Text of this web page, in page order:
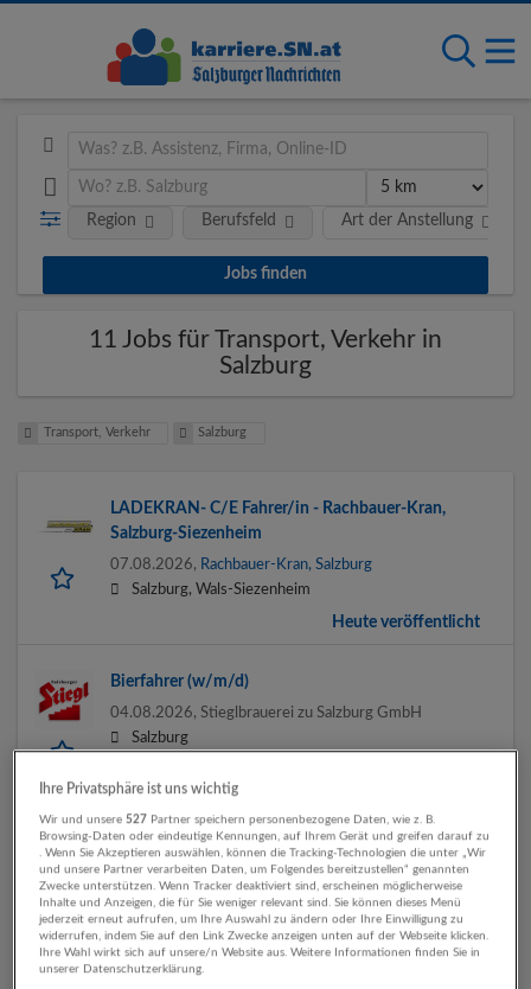
Art der Anstellung
Region Berufsfeld
11 Jobs für Transport, Verkehr in
Salzburg
Transport, Verkehr Salzburg
LADEKRAN- C/E Fahrer/in - Rachbauer-Kran,
Salzburg-Siezenheim
07.08.2026, Rachbauer-Kran, Salzburg
Salzburg, Wals-Siezenheim
Heute veröffentlicht
Bierfahrer (w/m/d)
04.08.2026, Stieglbrauerei zu Salzburg GmbH
Salzburg
Disponent (m/w/d)
30.07.2026, RTB CARGO Austria GmbH
Salzburg
LKW-Fahrer im Abschleppdienst m/w/d
Ihre Privatsphäre ist uns wichtig
Wir und unsere527 Partner speichern personenbezogene Daten, wie z. B.
Browsing-Daten oder eindeutige Kennungen, auf Ihrem Gerät und greifen darauf zu
. Wenn Sie Akzeptieren auswählen, können die Tracking-Technologien die unter „Wir
und unsere Partner verarbeiten Daten, um Folgendes bereitzustellen“ genannten
Zwecke unterstützen. Wenn Tracker deaktiviert sind, erscheinen möglicherweise
Inhalte und Anzeigen, die für Sie weniger relevant sind. Sie können dieses Menü
jederzeit erneut aufrufen, um Ihre Auswahl zu ändern oder Ihre Einwilligung zu
widerrufen, indem Sie auf den Link Zwecke anzeigen unten auf der Webseite klicken.
Ihre Wahl wirkt sich auf unsere/n Website aus. Weitere Informationen finden Sie in
unserer Datenschutzerklärung.